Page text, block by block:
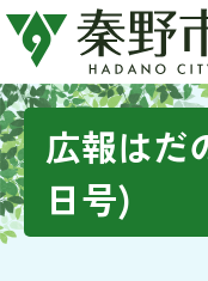
広報はだ
日号)